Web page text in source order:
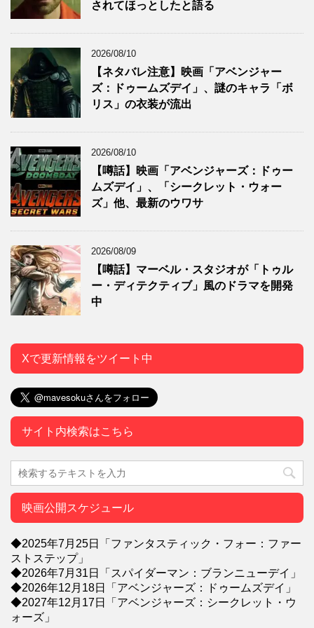
されてほっとしたと語る
2026/08/10
【ネタバレ注意】映画「アベンジャー
ズ：ドゥームズデイ」、謎のキャラ「ボ
リス」の衣装が流出
2026/08/10
【噂話】映画「アベンジャーズ：ドゥー
ムズデイ」、「シークレット・ウォー
ズ」他、最新のウワサ
2026/08/09
【噂話】マーベル・スタジオが「トゥル
ー・ディテクティブ」風のドラマを開発
中
Xで更新情報をツイート中
サイト内検索はこちら
映画公開スケジュール
◆2025年7月25日「ファンタスティック・フォー：ファー
ストステップ」
◆2026年7月31日「スパイダーマン：ブランニューデイ」
◆2026年12月18日「アベンジャーズ：ドゥームズデイ」
◆2027年12月17日「アベンジャーズ：シークレット・ウ
ォーズ」